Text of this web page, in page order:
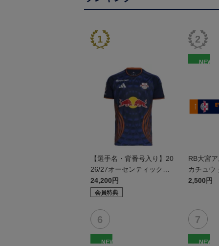
【選手名・背番号入り】20
26/27オーセンティックユ
ニフォーム（フィールド1s
t）
24,200円
会員特典
NEW
RB大宮
カチュウ
2,500円
NEW NEW